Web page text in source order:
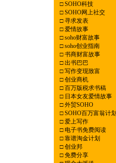
□SOHO科技
□SOHO网上社交
□寻求发表
□爱情故事
□soho财富故事
□soho创业指南
□书商财富故事
□出书巴巴
□写作变现致富
□创业商机
□百万版税求书稿
□日本女友爱情故事
□外贸SOHO
□SOHO百万富翁计划
□爱上写作
□电子书免费阅读
□靠谱淘金计划
□创业邦
□免费分享